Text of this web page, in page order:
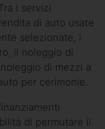
i servizi
di auto usate
selezionate, i
il noleggio di
di mezzi a
per cerimonie.
di permutare il